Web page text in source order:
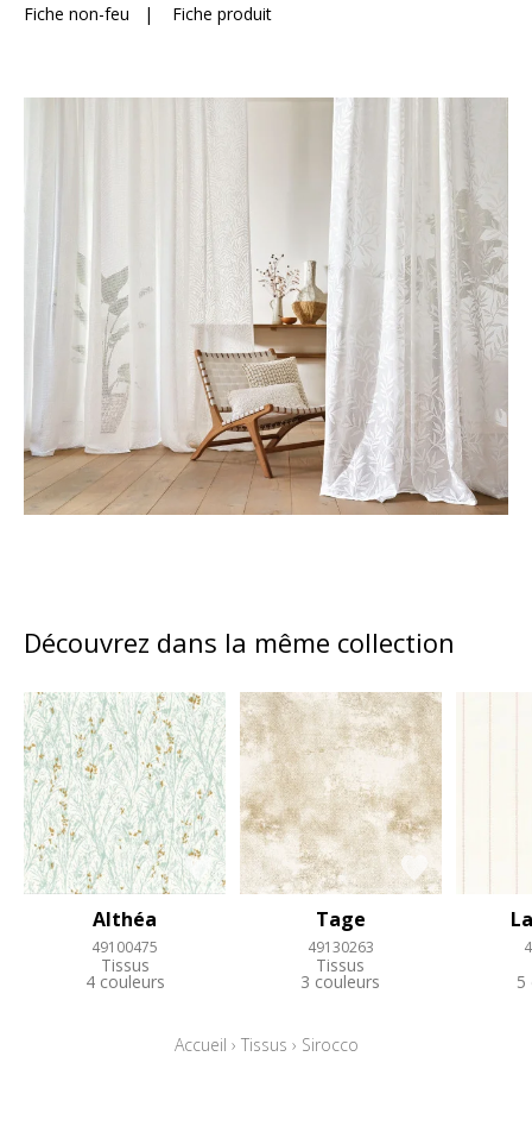
Fiche non-feu | Fiche produit
Découvrez dans la même collection
Althéa
49100475
Tissus
4 couleurs
Tage
49130263
Tissus
3 couleurs 5
Accueil › Tissus › Sirocco